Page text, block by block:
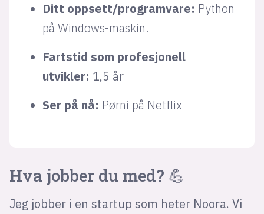
Ditt oppsett/programvare: Python
på Windows-maskin.
Fartstid som profesjonell
utvikler: 1,5 år
Ser på nå: Pørni på Netflix
Hva jobber du med? 💪
Jeg jobber i en startup som heter Noora. Vi